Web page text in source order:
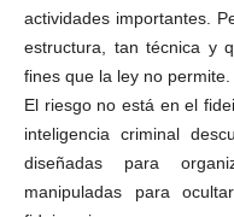
actividades importantes.
estructura, tan técnica y
fines que la ley no permite.
El riesgo no está en el
inteligencia criminal
diseñadas para
manipuladas para